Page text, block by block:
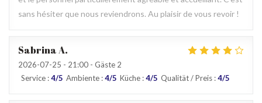
sans hésiter que nous reviendrons. Au plaisir de vous revoir !
SabrinaA
2026-07-25 - 21:00 - Gäste 2
Service :4/5 Ambiente :4/5 Küche :4/5 Qualität / Preis :4/5